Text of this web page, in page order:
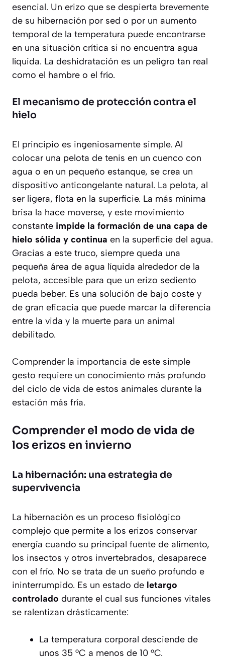
esencial. Un erizo que se despierta brevemente
de su hibernación por sed o por un aumento
temporal de la temperatura puede encontrarse
en una situación crítica si no encuentra agua
líquida. La deshidratación es un peligro tan real
como el hambre o el frío.
El mecanismo de protección contra el
hielo
El principio es ingeniosamente simple. Al
colocar una pelota de tenis en un cuenco con
agua o en un pequeño estanque, se crea un
dispositivo anticongelante natural. La pelota, al
ser ligera, flota en la superficie. La más mínima
brisa la hace moverse, y este movimiento
constante impide la formación de una capa de
hielo sólida y continua en la superficie del agua.
Gracias a este truco, siempre queda una
pequeña área de agua líquida alrededor de la
pelota, accesible para que un erizo sediento
pueda beber. Es una solución de bajo coste y
de gran eficacia que puede marcar la diferencia
entre la vida y la muerte para un animal
debilitado.
Comprender la importancia de este simple
gesto requiere un conocimiento más profundo
del ciclo de vida de estos animales durante la
estación más fría.
Comprender el modo de vida de
los erizos en invierno
La hibernación: una estrategia de
supervivencia
La hibernación es un proceso fisiológico
complejo que permite a los erizos conservar
energía cuando su principal fuente de alimento,
los insectos y otros invertebrados, desaparece
con el frío. No se trata de un sueño profundo e
ininterrumpido. Es un estado de letargo
controlado durante el cual sus funciones vitales
se ralentizan drásticamente:
La temperatura corporal desciende de
unos 35 °C a menos de 10 °C.